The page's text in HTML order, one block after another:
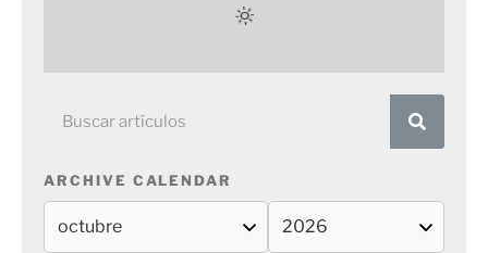
ARCHIVE CALENDAR